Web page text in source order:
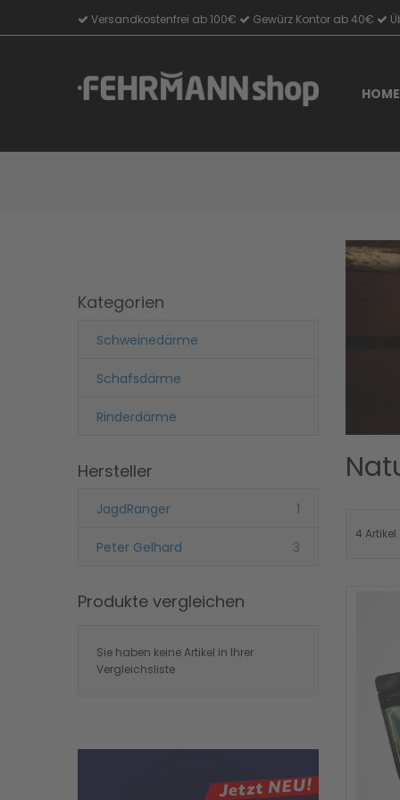
Versandkostenfrei ab 100€ Gewürz Kontor ab 40€
Direkt
HOME
4 Artikel
Kategorien
Schweinedärme
Schafsdärme
Rinderdärme
Hersteller
JagdRanger 1
Peter Gelhard 3
Produkte vergleichen
Sie haben keine Artikel in Ihrer
Vergleichsliste